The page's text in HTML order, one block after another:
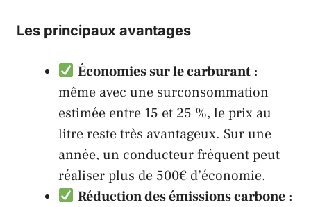
Les principaux avantages
Économies sur le carburant:
même avec une surconsommation
estimée entre 15 et 25 %, le prix au
litre reste très avantageux. Sur une
année, un conducteur fréquent peut
réaliser plus de 500€ d’économie.
Réduction des émissions carbone: